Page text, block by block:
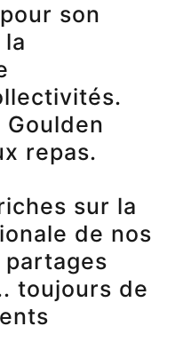
son
Goulden
repas.
sur la
de nos
toujours de